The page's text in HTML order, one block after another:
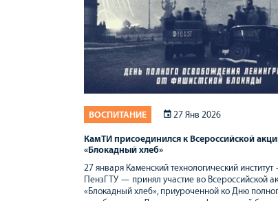
ВОСПИТАНИЕ 27 Янв 2026
КамТИ присоединился к Всероссийской
«Блокадный хлеб»
27 января Каменский технологический
ПензГТУ — принял участие во Всероссийской
«Блокадный хлеб», приуроченной ко Дню